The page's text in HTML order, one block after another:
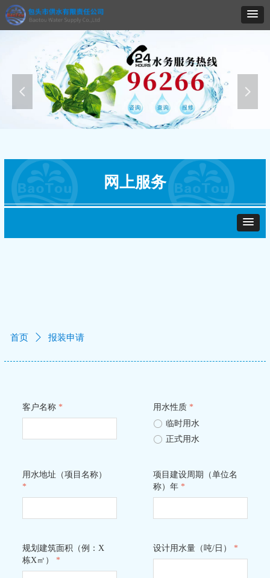
넳 넲
网上服务
客户名称 * 用水性质 *
ꀐ 临时用水
ꀐ 正式用水
用水地址（项目名称）
*
项目建设周期（单位名
称）年 *
规划建筑面积（例：X
栋X㎡）
*
设计用水量（吨/日） *
首页 ꄲ 报装申请